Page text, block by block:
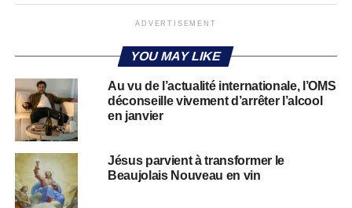
ADVERTISEMENT
YOU MAY LIKE
Au vu de l’actualité internationale, l’OMS
déconseille vivement d’arrêter l’alcool
en janvier
Jésus parvient à transformer le
Beaujolais Nouveau en vin